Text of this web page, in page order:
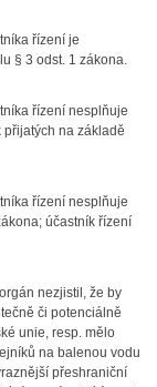
řízení je
§ 3 odst. 1 zákona.
řízení nesplňuje
na základě
řízení nesplňuje
účastník řízení
nezjistil, že by
či potenciálně
unie, resp. mělo
na balenou vodu
přeshraniční